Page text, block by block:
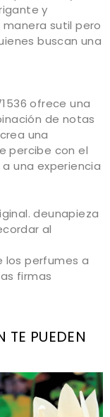
y
sutil pero
buscan una
ofrece una
de notas
una
percibe con el
una experiencia
deunapieza
al
perfumes a
firmas
TE PUEDEN